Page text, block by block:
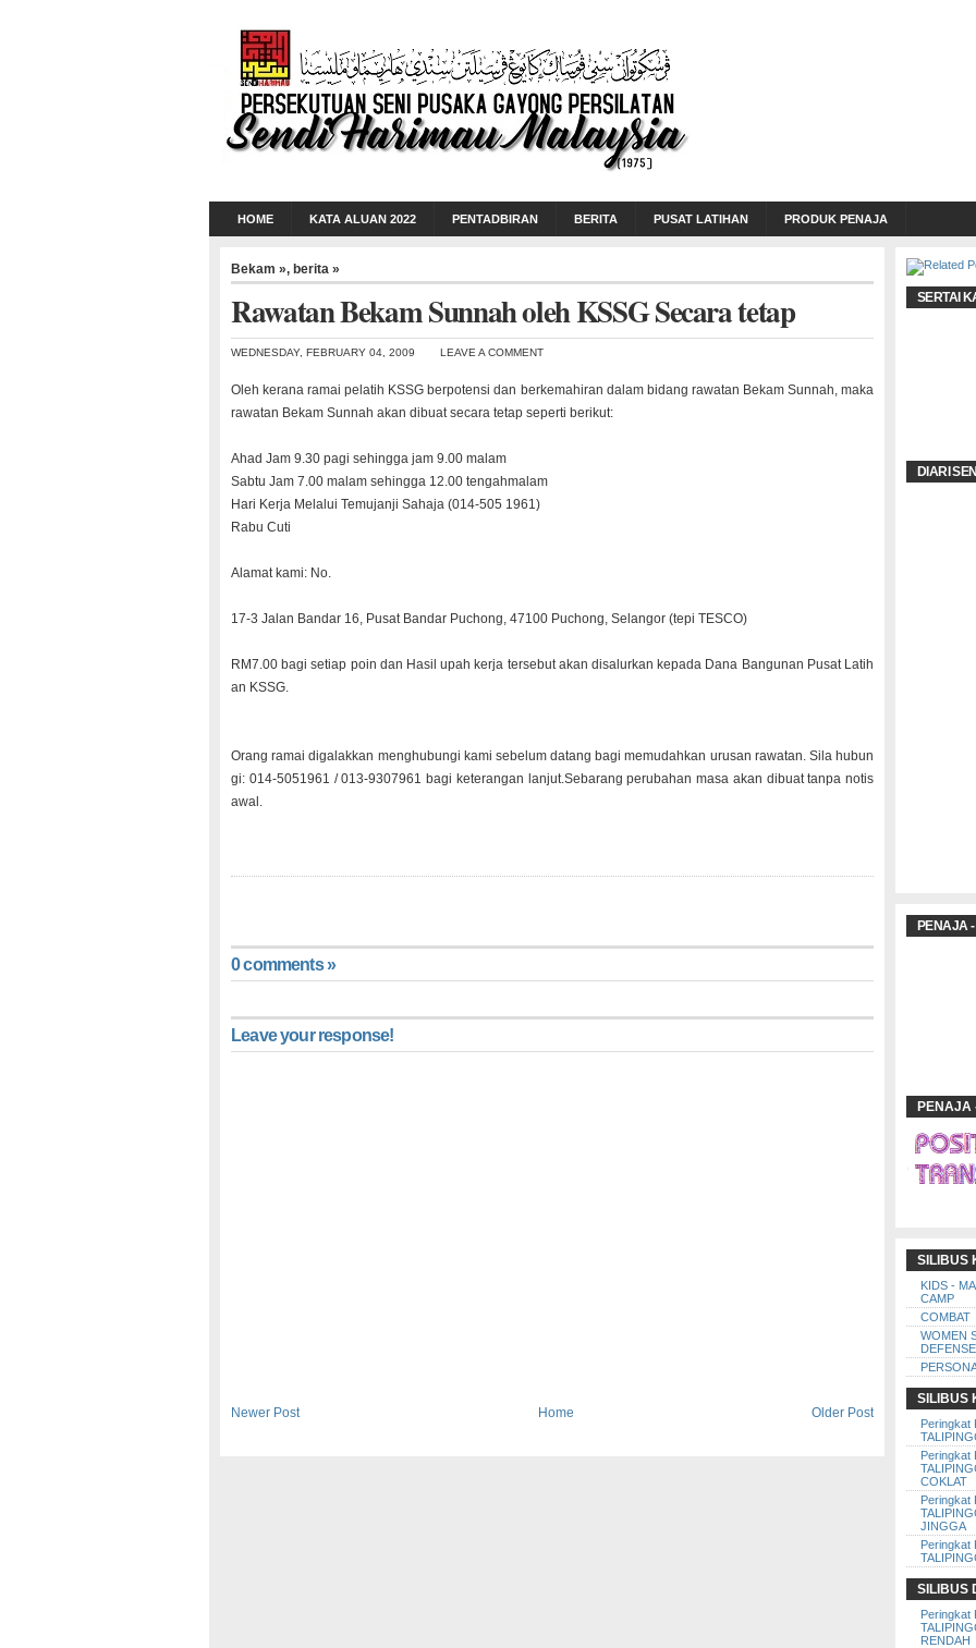
HOME KATA ALUAN 2022 PENTADBIRAN BERITA PUSAT LATIHAN PRODUK PENAJA
Bekam », berita »
Rawatan Bekam Sunnah oleh KSSG Secara tetap
WEDNESDAY, FEBRUARY 04, 2009 LEAVE A COMMENT
Oleh kerana ramai pelatih KSSG berpotensi dan berkemahiran dalambidang rawatan BekamSunnah, maka
rawatan Bekam Sunnah akan dibuat secara tetap seperti berikut:
Ahad Jam 9.30 pagi sehingga jam 9.00 malam
Sabtu Jam 7.00 malam sehingga 12.00 tengahmalam
Hari Kerja Melal ui Temujanji Sahaja (014-505 1961)
Rabu Cuti
Alamat kami: No.
17-3 Jalan Bandar 16, PusatBandar Puchong, 47100 Puchong, Selangor (tepi TESCO)
RM7.00 bagi setiap poin dan Hasil upah kerja tersebut akan disalurkan kepada Dana Bangunan PusatLatih
an KSSG.
Orang ramai digalakkan menghubungi kami sebel um datang bagi memudahkan urusan rawatan. Sila hubun
gi: 014-5051961 / 013-9307961 bagi keterangan lanjut.Sebarang perubahan masa akan dibuat tanpa notis
awal.
0 comments »
Leave your response!
Newer Post Older Post
Home
SERTAI
DIARI
PENAJA
PENAJA
SILIBUS
KIDS -
CAMP
COMBAT
WOMEN
DEFENSE
SILIBUS
Peringkat
Peringkat
COKLAT
Peringkat
JINGGA
Peringkat
SILIBUS
Peringkat
RENDAH